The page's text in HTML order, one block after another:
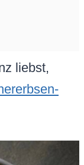
liebst,